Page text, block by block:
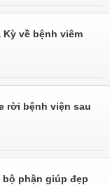
Kỳ về bệnh viêm
rời bệnh viện sau
bộ phận giúp đẹp